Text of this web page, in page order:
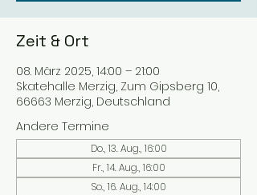
Zeit & Ort
08. März 2025, 14:00 – 21:00
Skatehalle Merzig, Zum Gipsberg 10,
66663 Merzig, Deutschland
Andere Termine
Do., 13. Aug., 16:00
Fr., 14. Aug., 16:00
So., 16. Aug., 14:00